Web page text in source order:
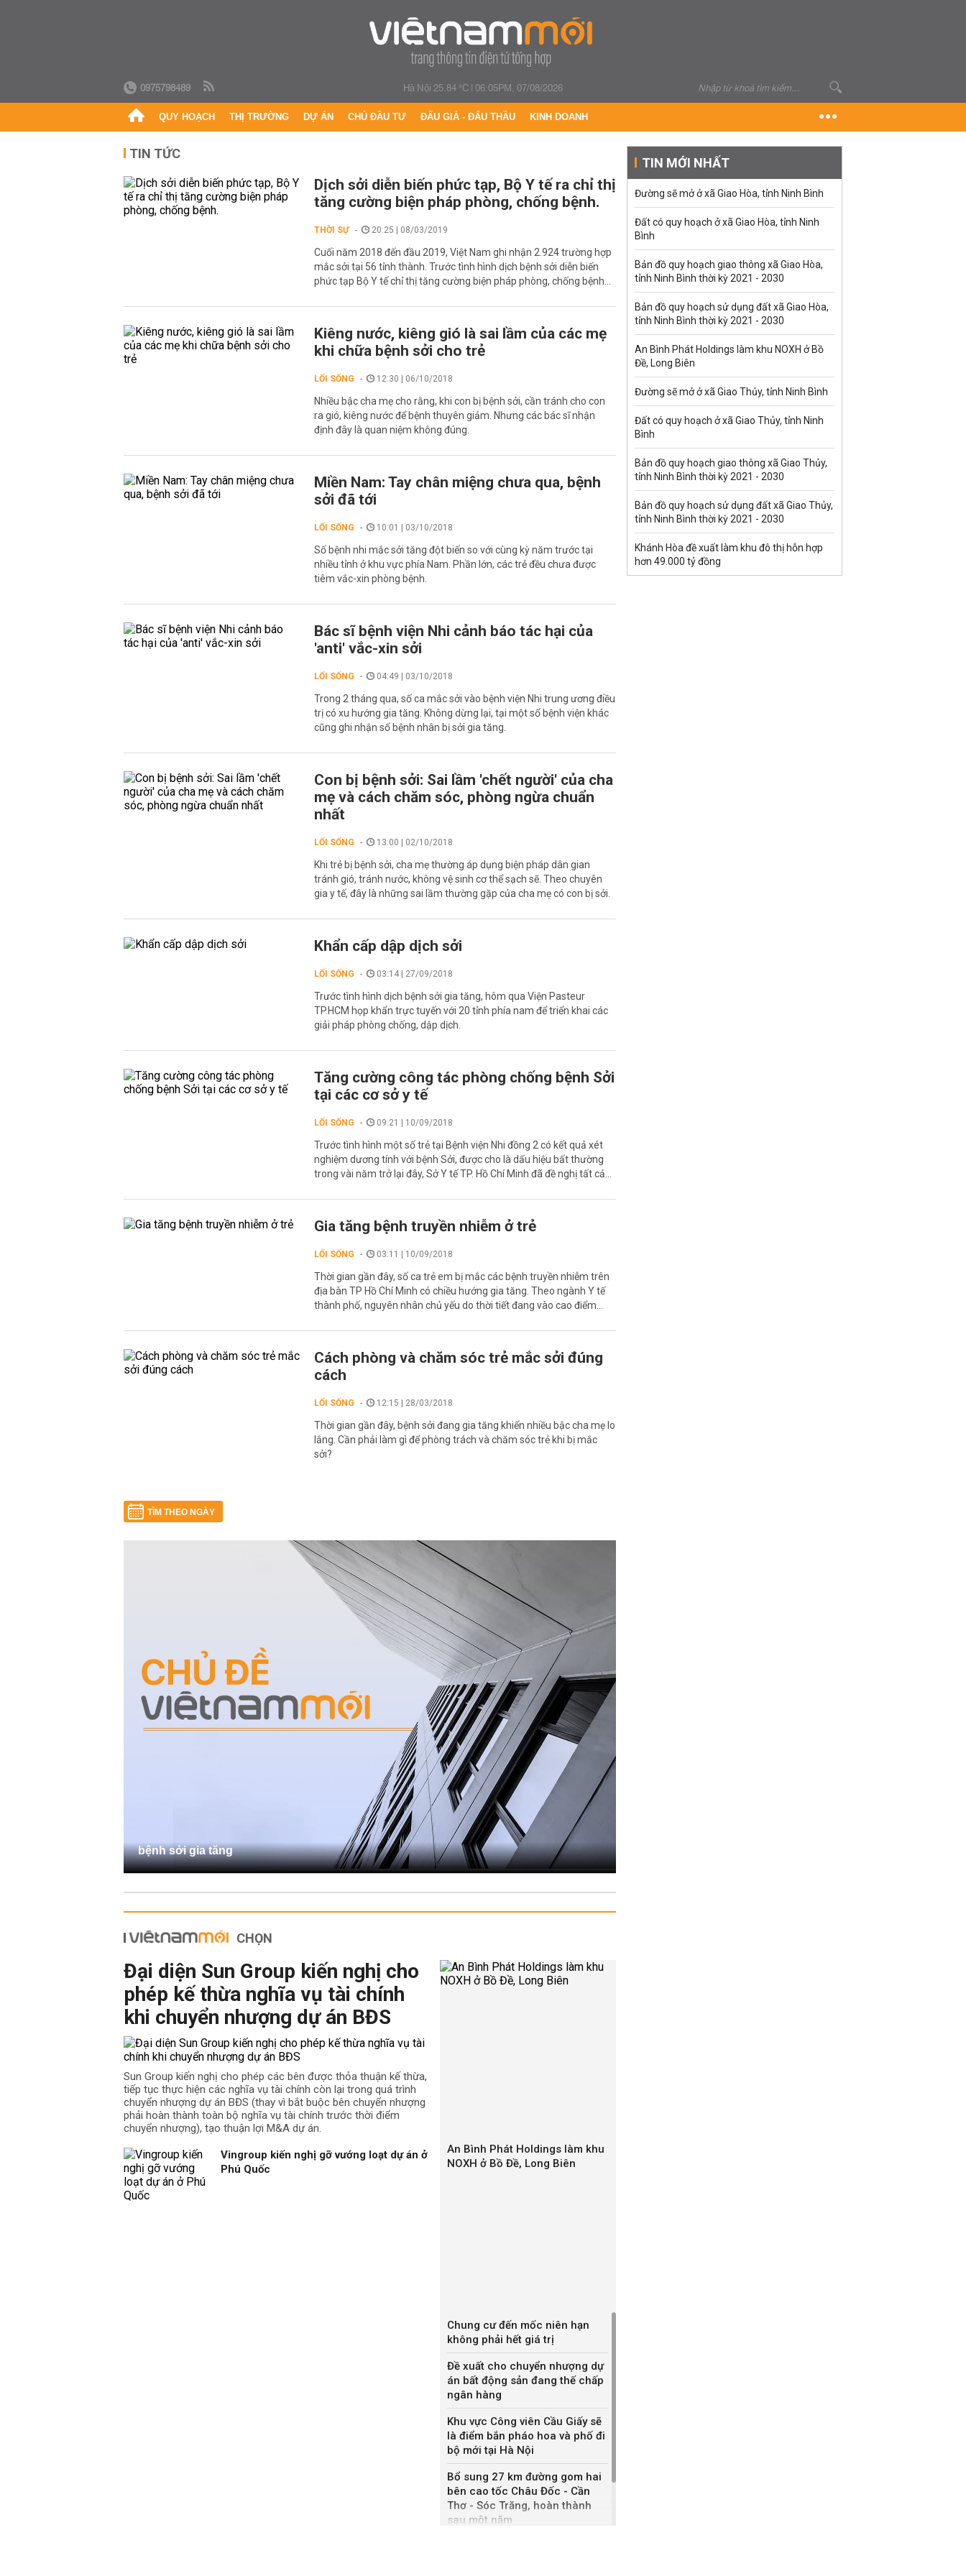
0975798489 Hà Nội 25.84 °C|06:05PM, 07/08/2026
QUY HOẠCH THỊ TRƯỜNG DỰ ÁN CHỦ ĐẦU TƯ ĐẤU GIÁ - ĐẤU THẦU KINH DOANH
TIN TỨC
Dịch sởi diễn biến phức tạp, Bộ Y tế ra chỉ thị
tăng cường biện pháp phòng, chống bệnh.
THỜI SỰ 20:25 | 08/03/2019
Cuối năm 2018 đến đầu 2019, Việt Nam ghi nhận 2.924 trường hợp
mắc sởi tại 56 tỉnh thành. Trước tình hình dịch bệnh sởi diễn biến
phức tạp Bộ Y tế chỉ thị tăng cường biện pháp phòng, chống bệnh...
Kiêng nước, kiêng gió là sai lầm của các mẹ
khi chữa bệnh sởi cho trẻ
LỐI SỐNG 12:30 | 06/10/2018
Nhiều bậc cha mẹ cho rằng, khi con bị bệnh sởi, cần tránh cho con
ra gió, kiêng nước để bệnh thuyên giảm. Nhưng các bác sĩ nhận
định đây là quan niệm không đúng.
Miền Nam: Tay chân miệng chưa qua, bệnh
sởi đã tới
LỐI SỐNG 10:01 | 03/10/2018
Số bệnh nhi mắc sởi tăng đột biến so với cùng kỳ năm trước tại
nhiều tỉnh ở khu vực phía Nam. Phần lớn, các trẻ đều chưa được
tiêm vắc-xin phòng bệnh.
Bác sĩ bệnh viện Nhi cảnh báo tác hại của
'anti' vắc-xin sởi
LỐI SỐNG 04:49 | 03/10/2018
Trong 2 tháng qua, số ca mắc sởi vào bệnh viện Nhi trung ương điều
trị có xu hướng gia tăng. Không dừng lại, tại một số bệnh viện khác
cũng ghi nhận số bệnh nhân bị sởi gia tăng.
Con bị bệnh sởi: Sai lầm 'chết người' của cha
mẹ và cách chăm sóc, phòng ngừa chuẩn
nhất
LỐI SỐNG 13:00 | 02/10/2018
Khi trẻ bị bệnh sởi, cha mẹ thường áp dụng biện pháp dân gian
tránh gió, tránh nước, không vệ sinh cơ thể sạch sẽ. Theo chuyên
gia y tế, đây là những sai lầm thường gặp của cha mẹ có con bị sởi.
Khẩn cấp dập dịch sởi
LỐI SỐNG 03:14 | 27/09/2018
Trước tình hình dịch bệnh sởi gia tăng, hôm qua Viện Pasteur
TP.HCM họp khẩn trực tuyến với 20 tỉnh phía nam để triển khai các
giải pháp phòng chống, dập dịch.
Tăng cường công tác phòng chống bệnh Sởi
tại các cơ sở y tế
LỐI SỐNG 09:21 | 10/09/2018
Trước tình hình một số trẻ tại Bệnh viện Nhi đồng 2 có kết quả xét
nghiệm dương tính với bệnh Sởi, được cho là dấu hiệu bất thường
trong vài năm trở lại đây, Sở Y tế TP. Hồ Chí Minh đã đề nghị tất cả...
Gia tăng bệnh truyền nhiễm ở trẻ
LỐI SỐNG 03:11 | 10/09/2018
Thời gian gần đây, số ca trẻ em bị mắc các bệnh truyền nhiễm trên
địa bàn TP Hồ Chí Minh có chiều hướng gia tăng. Theo ngành Y tế
thành phố, nguyên nhân chủ yếu do thời tiết đang vào cao điểm...
Cách phòng và chăm sóc trẻ mắc sởi đúng
cách
LỐI SỐNG 12:15 | 28/03/2018
Thời gian gần đây, bệnh sởi đang gia tăng khiến nhiều bậc cha mẹ lo
lắng. Cần phải làm gì để phòng trách và chăm sóc trẻ khi bị mắc
sởi?
TÌM THEO NGÀY
bệnh sởi gia tăng
CHỌN
Đại diện Sun Group kiến nghị cho
phép kế thừa nghĩa vụ tài chính
khi chuyển nhượng dự án BĐS
Sun Group kiến nghị cho phép các bên được thỏa thuận kế thừa,
tiếp tục thực hiện các nghĩa vụ tài chính còn lại trong quá trình
chuyển nhượng dự án BĐS (thay vì bắt buộc bên chuyển nhượng
phải hoàn thành toàn bộ nghĩa vụ tài chính trước thời điểm
chuyển nhượng), tạo thuận lợi M&A dự án.
Vingroup kiến nghị gỡ vướng loạt dự án ở
Phú Quốc
An Bình Phát Holdings làm khu
NOXH ở Bồ Đề, Long Biên
Chung cư đến mốc niên hạn
không phải hết giá trị
Đề xuất cho chuyển nhượng dự
án bất động sản đang thế chấp
ngân hàng
Khu vực Công viên Cầu Giấy sẽ
là điểm bắn pháo hoa và phố đi
bộ mới tại Hà Nội
Bổ sung 27 km đường gom hai
bên cao tốc Châu Đốc - Cần
Thơ - Sóc Trăng, hoàn thành
sau một năm
TIN MỚI NHẤT
Đường sẽ mở ở xã Giao Hòa, tỉnh Ninh Bình
Đất có quy hoạch ở xã Giao Hòa, tỉnh Ninh
Bình
Bản đồ quy hoạch giao thông xã Giao Hòa,
tỉnh Ninh Bình thời kỳ 2021 - 2030
Bản đồ quy hoạch sử dụng đất xã Giao Hòa,
tỉnh Ninh Bình thời kỳ 2021 - 2030
An Bình Phát Holdings làm khu NOXH ở Bồ
Đề, Long Biên
Đường sẽ mở ở xã Giao Thủy, tỉnh Ninh Bình
Đất có quy hoạch ở xã Giao Thủy, tỉnh Ninh
Bình
Bản đồ quy hoạch giao thông xã Giao Thủy,
tỉnh Ninh Bình thời kỳ 2021 - 2030
Bản đồ quy hoạch sử dụng đất xã Giao Thủy,
tỉnh Ninh Bình thời kỳ 2021 - 2030
Khánh Hòa đề xuất làm khu đô thị hỗn hợp
hơn 49.000 tỷ đồng